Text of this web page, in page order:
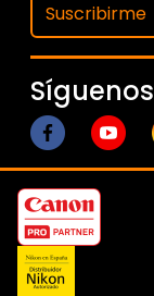
Suscribirme
Síguenos